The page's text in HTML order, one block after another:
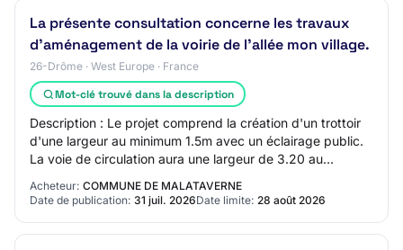
La présente consultation concerne les travaux
d'aménagement de la voirie de l'allée mon village.
26-Drôme · West Europe · France
Mot-clé trouvé dans la description
Description : Le projet comprend la création d'un trottoir
d'une largeur au minimum 1.5m avec un éclairage public.
La voie de circulation aura une largeur de 3.20 au
Acheteur: COMMUNE DE MALATAVERNE
Date de publication: 31 juil. 2026Date limite: 28 août 2026